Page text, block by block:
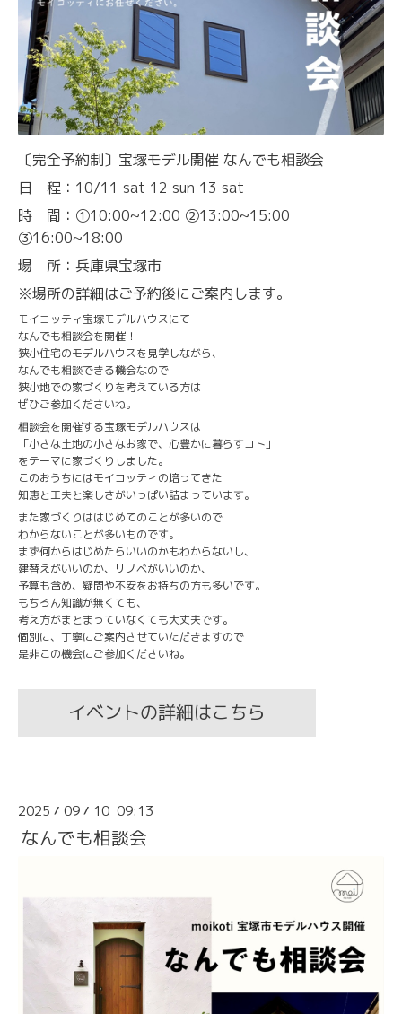
〔完全予約制〕宝塚モデル開催 なんでも相談会
日 程：10/11 sat 12 sun 13 sat
時 間：①10:00~12:00 ②13:00~15:00
③16:00~18:00
場 所：兵庫県宝塚市
※場所の詳細はご予約後にご案内します。
モイコッティ宝塚モデルハウスにて
なんでも相談会を開催！
狭小住宅のモデルハウスを見学しながら、
なんでも相談できる機会なので
狭小地での家づくりを考えている方は
ぜひご参加くださいね。
相談会を開催する宝塚モデルハウスは
「小さな土地の小さなお家で、心豊かに暮らすコト」
をテーマに家づくりしました。
このおうちにはモイコッティの培ってきた
知恵と工夫と楽しさがいっぱい詰まっています。
また家づくりははじめてのことが多いので
わからないことが多いものです。
まず何からはじめたらいいのかもわからないし、
建替えがいいのか、リノベがいいのか、
予算も含め、疑問や不安をお持ちの方も多いです。
もちろん知識が無くても、
考え方がまとまっていなくても大丈夫です。
個別に、丁寧にご案内させていただきますので
是非この機会にご参加くださいね。
イベントの詳細はこちら
2025 / 09 / 10 09:13
なんでも相談会